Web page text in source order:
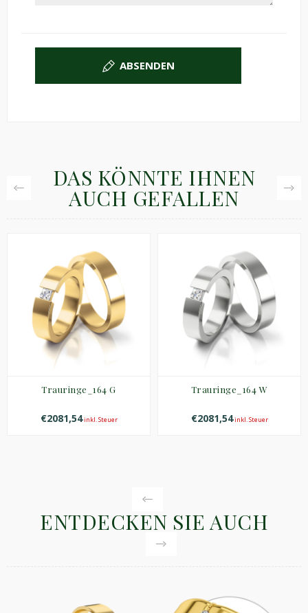
ABSENDEN
DAS KÖNNTE IHNEN
AUCH GEFALLEN
Trauringe_164 G
€2081,54inkl. Steuer
Trauringe_164 W
€2081,54inkl. Steuer
ENTDECKEN SIE AUCH